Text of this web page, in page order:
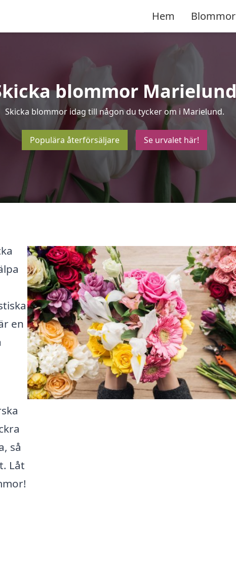
Hem Blommor
blommor Marielund
Skicka blommor idag till någon du tycker om i Marielund.
Populära återförsäljare Se urvalet här!
en
så
Låt